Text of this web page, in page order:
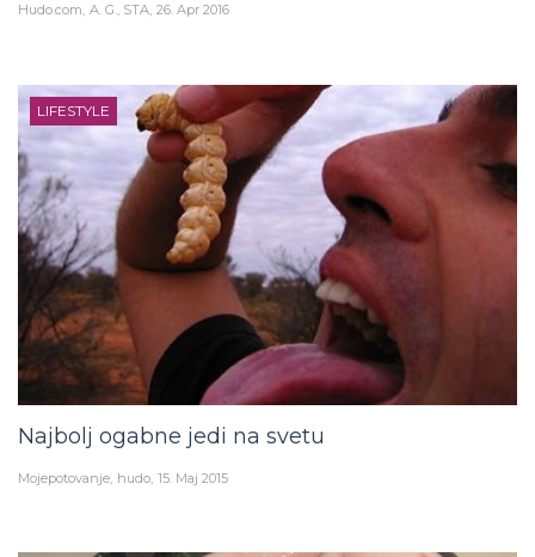
Hudo.com A. G., STA 26. Apr 2016
LIFESTYLE
Najbolj ogabne jedi na svetu
Mojepotovanje hudo 15. Maj 2015